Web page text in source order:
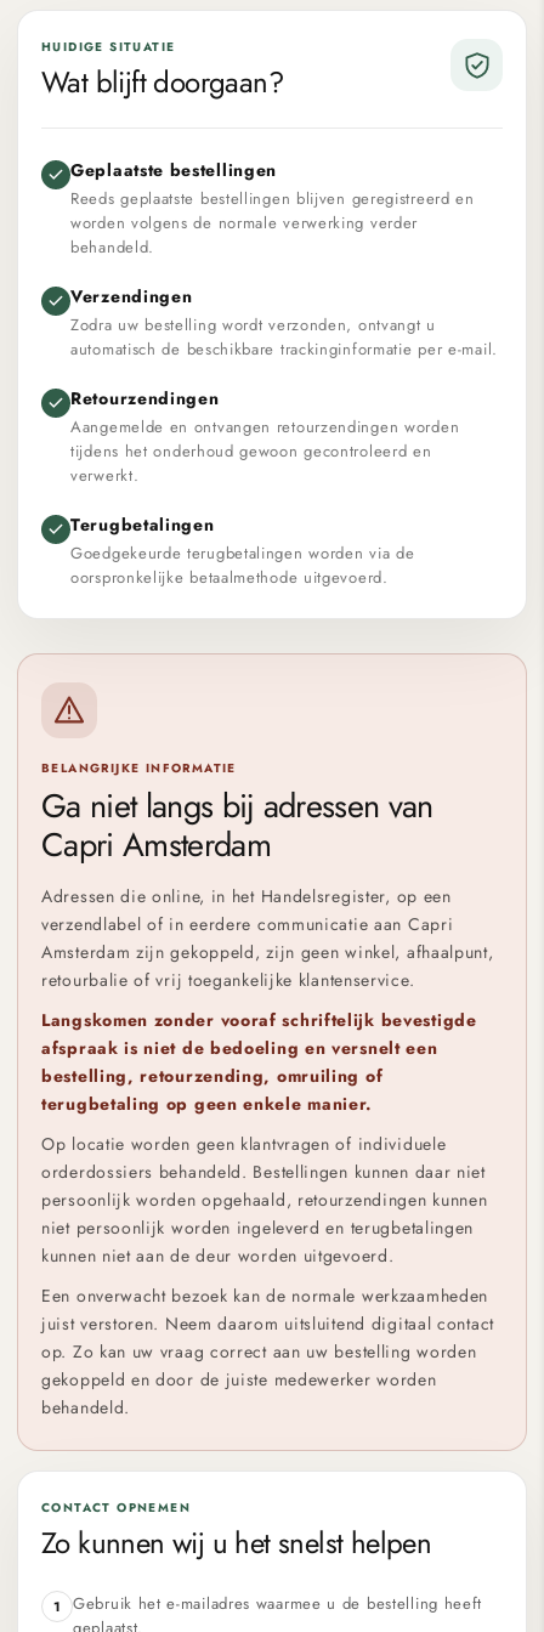
HUIDIGE SITUATIE
Wat blijft doorgaan?
Geplaatste bestellingen
Reeds geplaatste bestellingen blijven geregistreerd en
worden volgens de normale verwerking verder
behandeld.
Verzendingen
Zodra uw bestelling wordt verzonden, ontvangt u
automatisch de beschikbare trackinginformatie per e-mail.
Retourzendingen
Aangemelde en ontvangen retourzendingen worden
tijdens het onderhoud gewoon gecontroleerd en
verwerkt.
Terugbetalingen
Goedgekeurde terugbetalingen worden via de
oorspronkelijke betaalmethode uitgevoerd.
BELANGRIJKE INFORMATIE
Ga niet langs bij adressen van
Capri Amsterdam
Adressen die online, in het Handelsregister, op een
verzendlabel of in eerdere communicatie aan Capri
Amsterdam zijn gekoppeld, zijn geen winkel, afhaalpunt,
retourbalie of vrij toegankelijke klantenservice.
Langskomen zonder vooraf schriftelijk bevestigde
afspraak is niet de bedoeling en versnelt een
bestelling, retourzending, omruiling of
terugbetaling op geen enkele manier.
Op locatie worden geen klantvragen of individuele
orderdossiers behandeld. Bestellingen kunnen daar niet
persoonlijk worden opgehaald, retourzendingen kunnen
niet persoonlijk worden ingeleverd en terugbetalingen
kunnen niet aan de deur worden uitgevoerd.
Een onverwacht bezoek kan de normale werkzaamheden
juist verstoren. Neem daarom uitsluitend digitaal contact
op. Zo kan uw vraag correct aan uw bestelling worden
gekoppeld en door de juiste medewerker worden
behandeld.
CONTACT OPNEMEN
Zo kunnen wij u het snelst helpen
1
Gebruik het e-mailadres waarmee u de bestelling heeft